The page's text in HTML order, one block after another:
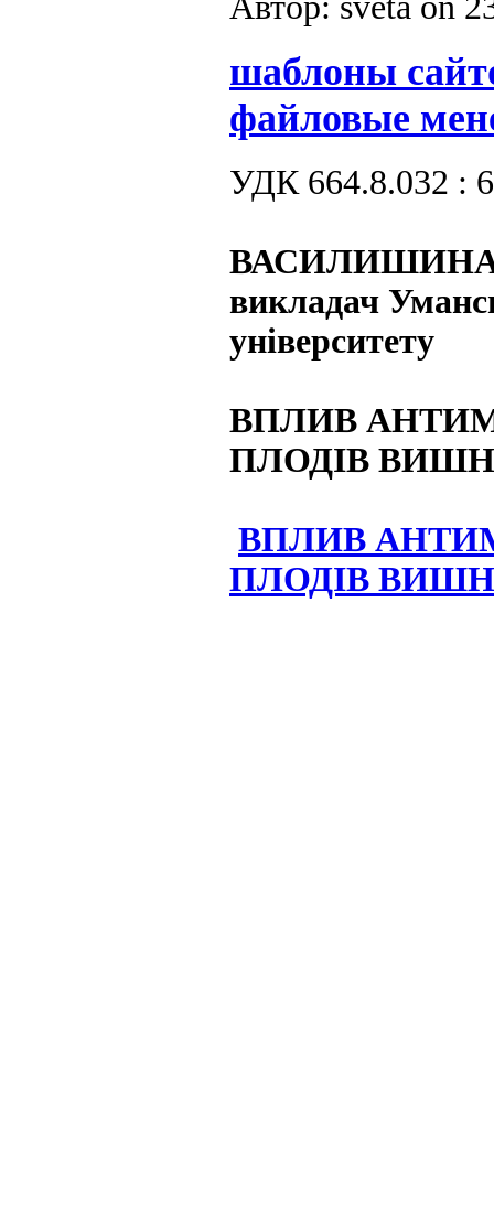
шаблоны
файловые
УДК 664.8.032 :
ВАСИЛИШИНА
викладач
університету
ВПЛИВ
ПЛОДІВ
ВПЛИВ
ПЛОДІВ